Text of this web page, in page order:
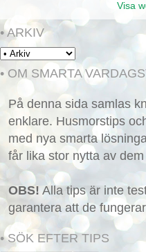
Visa
• ARKIV
• OM SMARTA
På denna sida samlas
enklare. Husmorstips
med nya smarta
får lika stor nytta av
OBS!Alla tips är inte
garantera att de
• SÖK EFTER TIPS